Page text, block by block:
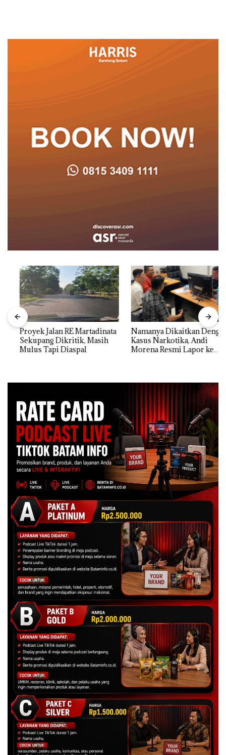
Proyek Jalan RE Martadinata
Sekupang Dikritik, Masih
Mulus Tapi Diaspal
Namanya Dikaitkan Dengan
Kasus Narkotika, Andi
Morena Resmi Lapor ke